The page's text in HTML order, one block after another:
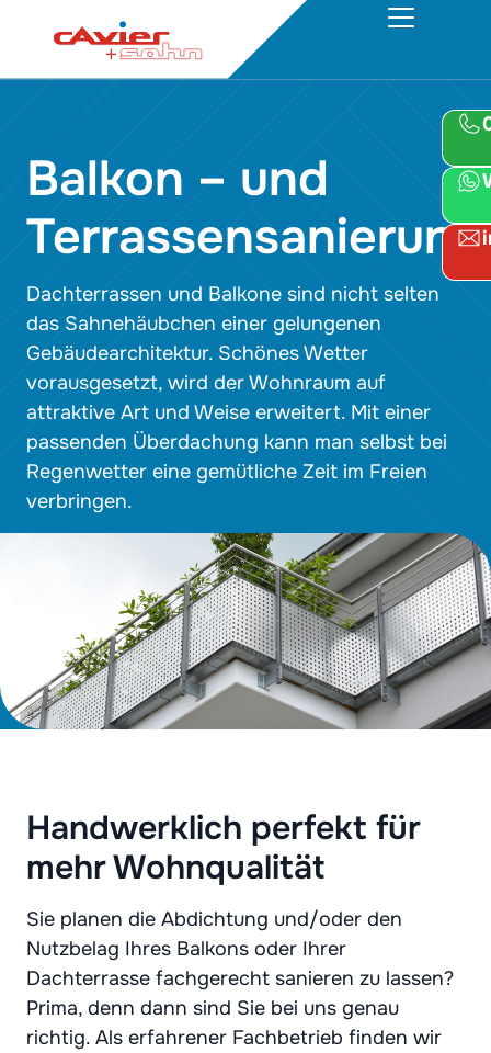
Balkon – und
Terrassensanierung
Dachterrassen und Balkone sind nicht selten
das Sahnehäubchen einer gelungenen
Gebäudearchitektur. Schönes Wetter
vorausgesetzt, wird der Wohnraum auf
attraktive Art und Weise erweitert. Mit einer
passenden Überdachung kann man selbst bei
Regenwetter eine gemütliche Zeit im Freien
verbringen.
Handwerklich perfekt für
mehr Wohnqualität
Sie planen die Abdichtung und/oder den
Nutzbelag Ihres Balkons oder Ihrer
Dachterrasse fachgerecht sanieren zu lassen?
Prima, denn dann sind Sie bei uns genau
richtig. Als erfahrener Fachbetrieb finden wir